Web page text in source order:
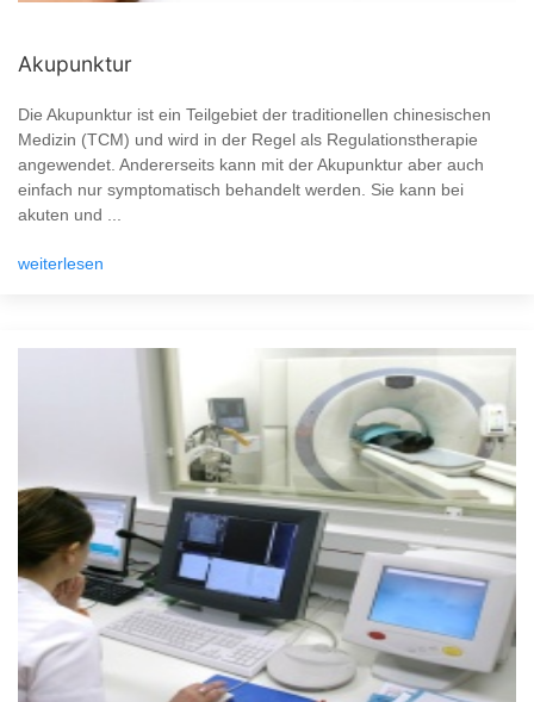
Akupunktur
Die Akupunktur ist ein Teilgebiet der traditionellen chinesischen
Medizin (TCM) und wird in der Regel als Regulationstherapie
angewendet. Andererseits kann mit der Akupunktur aber auch
einfach nur symptomatisch behandelt werden. Sie kann bei
akuten und ...
weiterlesen